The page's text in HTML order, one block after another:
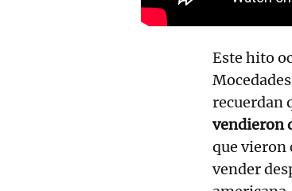
Este hito
recuerdan
vendieron
que vieron
vender